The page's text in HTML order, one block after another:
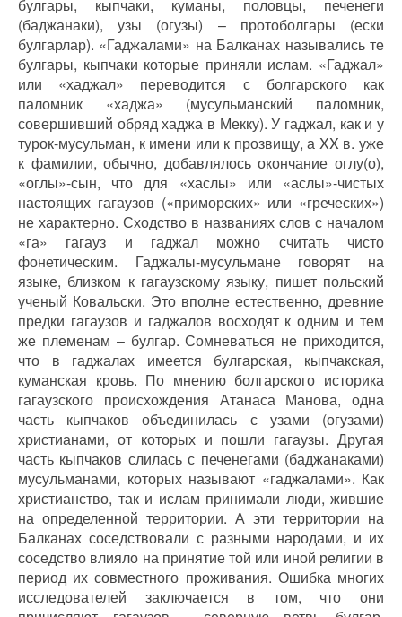
булгары, кыпчаки, куманы, половцы, печенеги
(баджанаки), узы (огузы) – протоболгары (ески
булгарлар). «Гаджалами» на Балканах назывались те
булгары, кыпчаки которые приняли ислам. «Гаджал»
или «хаджал» переводится с болгарского как
паломник «хаджа» (мусульманский паломник,
совершивший обряд хаджа в Мекку). У гаджал, как и у
турок-мусульман, к имени или к прозвищу, а XX в. уже
к фамилии, обычно, добавлялось окончание оглу(о),
«оглы»-сын, что для «хаслы» или «аслы»-чистых
настоящих гагаузов («приморских» или «греческих»)
не характерно. Сходство в названиях слов с началом
«га» гагауз и гаджал можно считать чисто
фонетическим. Гаджалы-мусульмане говорят на
языке, близком к гагаузскому языку, пишет польский
ученый Ковальски. Это вполне естественно, древние
предки гагаузов и гаджалов восходят к одним и тем
же племенам – булгар. Сомневаться не приходится,
что в гаджалах имеется булгарская, кыпчакская,
куманская кровь. По мнению болгарского историка
гагаузского происхождения Атанаса Манова, одна
часть кыпчаков объединилась с узами (огузами)
христианами, от которых и пошли гагаузы. Другая
часть кыпчаков слилась с печенегами (баджанаками)
мусульманами, которых называют «гаджалами». Как
христианство, так и ислам принимали люди, жившие
на определенной территории. А эти территории на
Балканах соседствовали с разными народами, и их
соседство влияло на принятие той или иной религии в
период их совместного проживания. Ошибка многих
исследователей заключается в том, что они